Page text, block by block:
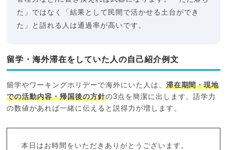
た」ではなく「結果として民間で活かせる土台ができ
た」と語れる人は通過率が高いです。
留学・海外滞在をしていた人の自己紹介例文
留学やワーキングホリデーで海外にいた人は、 滞在期間・現地
での活動内容・帰国後の方針の3点を簡潔に出します。語学力
の数値があれば一緒に伝えると説得力が増します。
本日はお時間をいただきありがとうございます。